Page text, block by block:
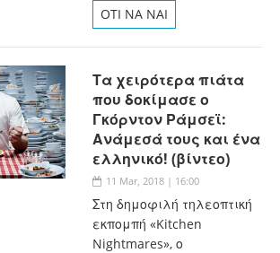
OTI NA NAI
Τα χειρότερα πιάτα
που δοκίμασε ο
Γκόρντον Ράμσεϊ:
Ανάμεσά τους και ένα
ελληνικό! (βίντεο)
11 Mar, 2018 | 16:00
Στη δημοφιλή τηλεοπτική
εκπομπή «Kitchen
Nightmares», ο